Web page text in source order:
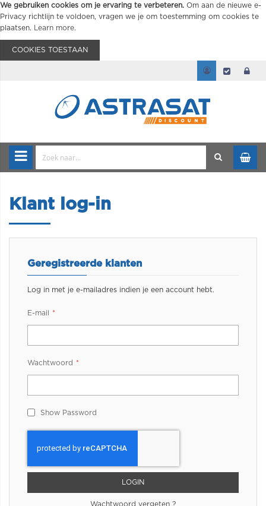
We gebruiken cookies om je ervaring te verbeteren. Om aan de nieuwe e-
Privacy richtlijn te voldoen, vragen we je om toestemming om cookies te
plaatsen.
Learn more.
COOKIES TOESTAAN
Klant log-in
Geregistreerde klanten
Log in met je e-mailadres indien je een account hebt.
E-mail
Wachtwoord
Show Password
LOGIN
Wachtwoord vergeten ?